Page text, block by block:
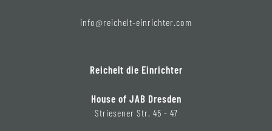
info@reichelt-einrichter.com
Reichelt die Einrichter
House of JAB Dresden
Striesener Str. 45 - 47